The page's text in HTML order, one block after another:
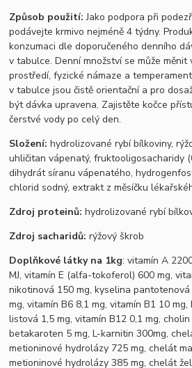
Způsob použití:Jako podpora při
podávejte krmivo nejméně 4 týdny.
konzumaci dle doporučeného denního
v tabulce. Denní množství se může
prostředí, fyzické námaze a
v tabulce jsou čistě orientační a pro
být dávka upravena. Zajistěte kočce
čerstvé vody po celý den.
Složení:hydrolizované rybí bílkoviny,
uhličitan vápenatý, fruktooligosacharidy
dihydrát síranu vápenatého,
chlorid sodný, extrakt z měsíčku
Zdroj proteinů: hydrolizované rybí
Zdroj sacharidů: rýžový škrob
Doplňkové látky na 1kg: vitamín A
MJ, vitamín E (alfa-tokoferol) 600 mg,
nikotinová 150 mg, kyselina
mg, vitamín B6 8,1 mg, vitamín B1 10
listová 1,5 mg, vitamín B12 0,1 mg,
betakaroten 5 mg, L-karnitin 300mg,
metioninové hydrolázy 725 mg, chelát
metioninové hydrolázy 385 mg, chelát